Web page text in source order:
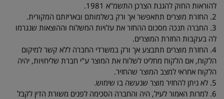
להוראות החוק להגנת הצרכן התשמ"א 1981.
2. החזרת מוצרים תתאפשר אך ורק בשלמותם ובאריזתם המקורית.
3. החברה תנכה מסכום ההחזר את עלויות המשלוח וההוצאות שנגרמו
לה בעקבות החזרת המוצרים.
4. החזרת מוצרים תתבצע אך ורק במשרדי החברה ללא קשר למיקום
הלקוח, אם הלקוח מחליט לשלוח את המוצר ע"י חברת שליחויות, יהיה
הלקוח אחראי למצב המוצר שהחזיר.
5. לא ניתן להחזיר מוצר שנעשה בו שימוש.
6. למרות האמור לעיל, היה והחברה הסכימה לפנים משורת הדין לקבל